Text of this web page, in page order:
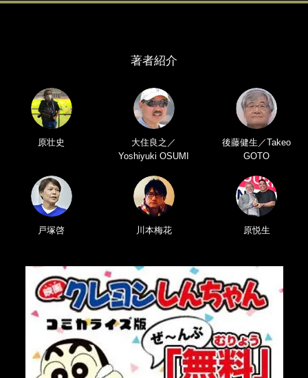
著者紹介
原壮史
大住良之／
Yoshiyuki OSUMI
後藤健生／Takeo
GOTO
戸塚啓 川本梅花 原悦生